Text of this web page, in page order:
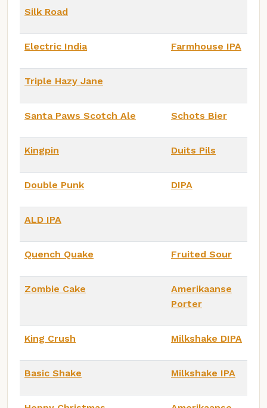
Silk Road
Electric India Farmhouse IPA
Triple Hazy Jane
Santa Paws Scotch Ale Schots Bier
Kingpin Duits Pils
Double Punk DIPA
ALD IPA
Quench Quake Fruited Sour
Zombie Cake
Amerikaanse
Porter
King Crush Milkshake DIPA
Basic Shake Milkshake IPA